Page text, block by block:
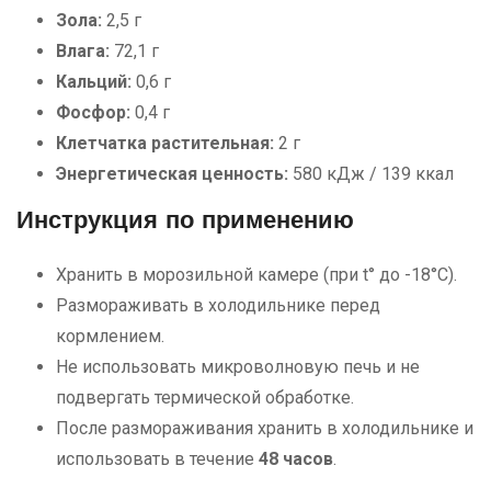
Зола: 2,5 г
Влага: 72,1 г
Кальций: 0,6 г
Фосфор: 0,4 г
Клетчатка растительная: 2 г
Энергетическая ценность: 580 кДж / 139 ккал
Инструкция по применению
Хранить в морозильной камере (при t° до -18°С).
Размораживать в холодильнике перед
кормлением.
Не использовать микроволновую печь и не
подвергать термической обработке.
После размораживания хранить в холодильнике и
использовать в течение 48 часов